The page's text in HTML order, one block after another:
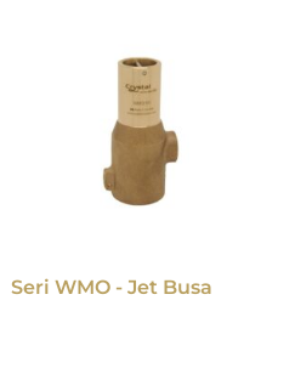
Seri WMO - Jet Busa